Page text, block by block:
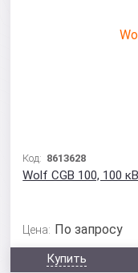
Код: 8613628
Wolf CGB 100, 100
Цена: По запросу
Купить